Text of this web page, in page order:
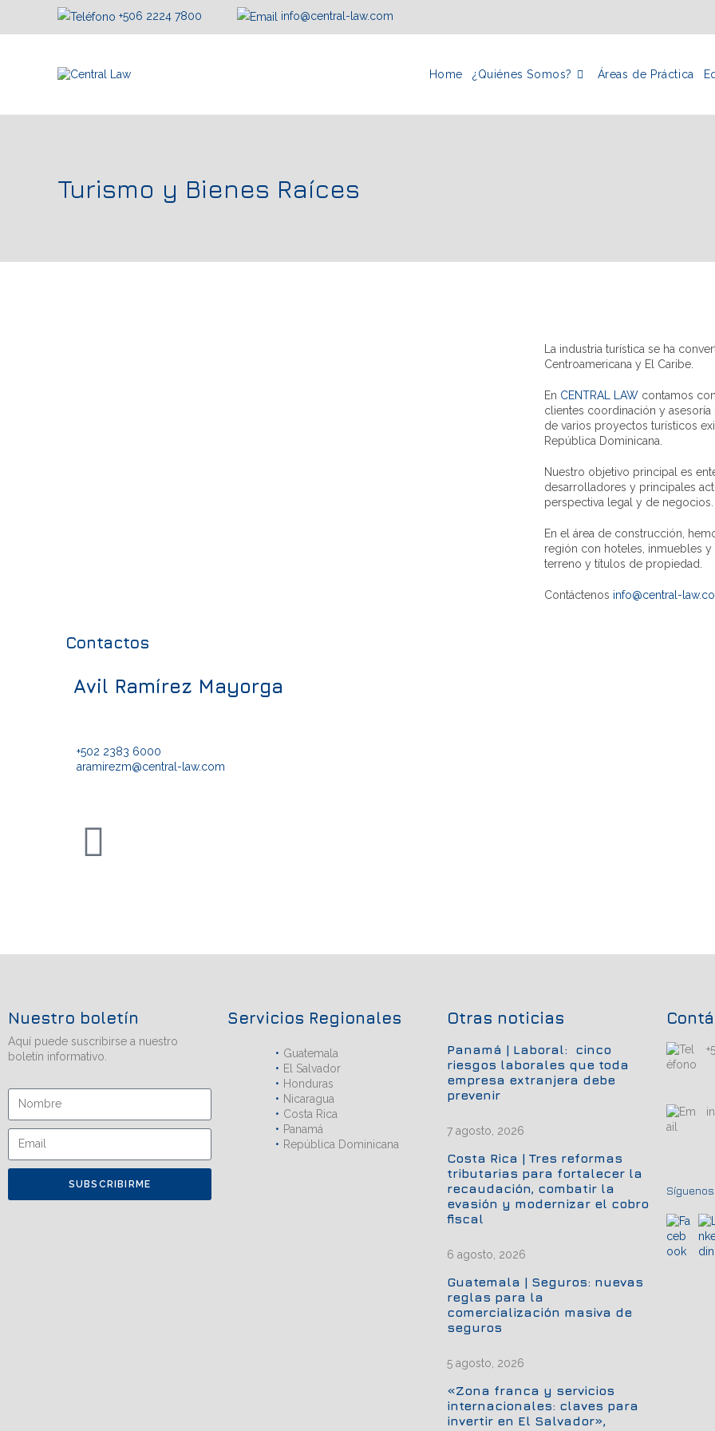
+506 2224 7800 info@central-law.com
Home ¿Quiénes Somos? Áreas de Práctica
Turismo y Bienes Raíces
La industria turística se ha
Centroamericana y El Caribe.
En CENTRAL LAW contamos
clientes coordinación y
de varios proyectos turísticos
República Dominicana.
Nuestro objetivo principal es
desarrolladores y principales
perspectiva legal y de negocios.
En el área de construcción,
región con hoteles, inmuebles
terreno y títulos de propiedad.
Contáctenos info@central-
Contactos
Avil Ramírez Mayorga
+502 2383 6000
aramirezm@central-law.com
Nuestro boletín
Aquí puede suscribirse a nuestro
boletín informativo.
SUBSCRIBIRME
Servicios Regionales
Guatemala
El Salvador
Honduras
Nicaragua
Costa Rica
Panamá
República Dominicana
Otras noticias
Panamá | Laboral: cinco
riesgos laborales que toda
empresa extranjera debe
prevenir
7 agosto, 2026
Costa Rica | Tres reformas
tributarias para fortalecer la
recaudación, combatir la
evasión y modernizar el cobro
fiscal
6 agosto, 2026
Guatemala | Seguros: nuevas
reglas para la
comercialización masiva de
seguros
5 agosto, 2026
«Zona franca y servicios
internacionales: claves para
invertir en El Salvador»,